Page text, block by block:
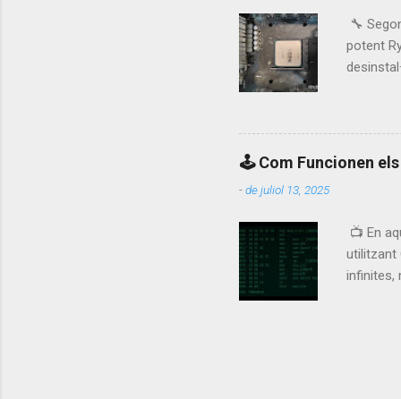
🔧
potent
T'ha
🕹️ Com Funcionen
-de juliol 13, 2025
📺 En
utilitzant
infinites,
útil si